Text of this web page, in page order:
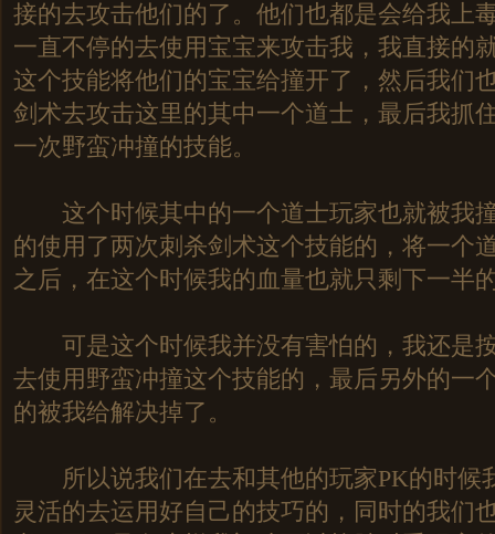
接的去攻击他们的了。他们也都是会给我上
一直不停的去使用宝宝来攻击我，我直接的
这个技能将他们的宝宝给撞开了，然后我们
剑术去攻击这里的其中一个道士，最后我抓
一次野蛮冲撞的技能。
这个时候其中的一个道士玩家也就被我
的使用了两次刺杀剑术这个技能的，将一个
之后，在这个时候我的血量也就只剩下一半
可是这个时候我并没有害怕的，我还是
去使用野蛮冲撞这个技能的，最后另外的一
的被我给解决掉了。
所以说我们在去和其他的玩家PK的时候
灵活的去运用好自己的技巧的，同时的我们